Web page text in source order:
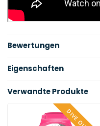
Bewertungen
Eigenschaften
Verwandte Produkte